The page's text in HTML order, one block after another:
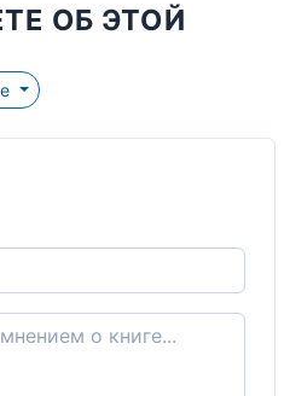
ОБ ЭТОЙ